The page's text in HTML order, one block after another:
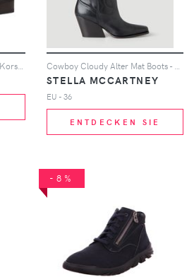
STELLA MCCARTNEY
EU - 36
ENTDECKEN SIE
-8%